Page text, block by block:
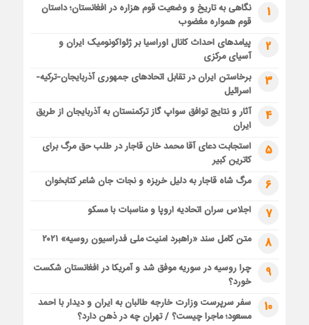
1
نگاهی به تاریخ و وضعیت قوم هزاره در افغانستان؛ داستان
قوم همواره مغضوب
2
پیامدهای احداث کانال اوراسیا بر ژئواکونومیک ایران و
آسیای مرکزی
3
برخاستن ایران در تقابل اتحادهای جمهوری آذربایجان-ترکیه-
اسرائیل
4
آثار و نتایج توافق سواپ گاز ترکمنستان به آذربایجان از طریق
ایران
5
استجابت دعای آقا محمد خان قاجار در طلب حق مرگ برای
کاترین کبیر
6 مرگ شاه قاجار به دلیل خربزه و نجات جان شاعر کتابخوان
7 اجلاس سران اتحادیه اروپا و مناسبات با مسکو
8 متن کامل سند «راهبرد امنیت ملی فدراسیون روسیه» ۲۰۲۱
9
چرا روسیه در سوریه موفق شد و آمریکا در افغانستان شکست
خورد؟
10
سفر سرپرست وزارت خارجه طالبان به ایران و دیدار با احمد
مسعود؛ ماجرا چیست؟ / تهران چه در ذهن دارد؟